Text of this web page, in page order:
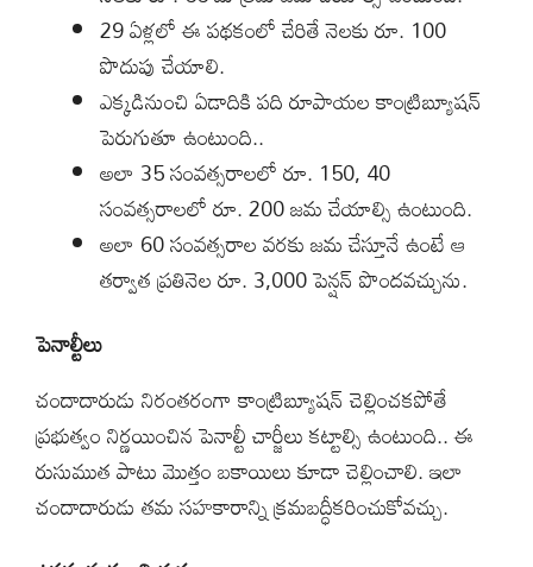
29 ఏళ్లలో ఈ పథకంలో చేరితే నెలకు రూ. 100
పొదుపు చేయాలి.
ఎక్కడినుంచి ఏడాదికి పది రూపాయల కాంట్రిబ్యూషన్
పెరుగుతూ ఉంటుంది..
అలా 35 సంవత్సరాలలో రూ. 150, 40
సంవత్సరాలలో రూ. 200 జమ చేయాల్సి ఉంటుంది.
అలా 60 సంవత్సరాల వరకు జమ చేస్తూనే ఉంటే ఆ
తర్వాత ప్రతినెల రూ. 3,000 పెన్షన్ పొందవచ్చును.
పెనాల్టీలు
చందాదారుడు నిరంతరంగా కాంట్రిబ్యూషన్ చెల్లించకపోతే
ప్రభుత్వం నిర్ణయించిన పెనాల్టీ చార్జీలు కట్టాల్సి ఉంటుంది.. ఈ
రుసుముత పాటు మొత్తం బకాయిలు కూడా చెల్లించాలి. ఇలా
చందాదారుడు తమ సహకారాన్ని క్రమబద్ధీకరించుకోవచ్చు.